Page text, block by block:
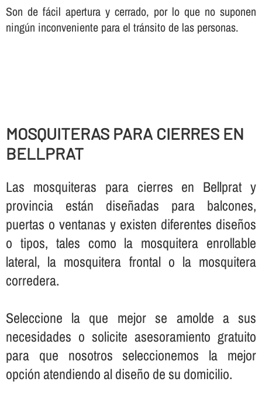
Son de fácil apertura y cerrado, por lo que no suponen
ningún inconveniente para el tránsito de las personas.
MOSQUITERAS PARA CIERRES EN
BELLPRAT
Las mosquiteras para cierres en Bellprat y
provincia están diseñadas para balcones,
puertas o ventanas y existen diferentes diseños
o tipos, tales como la mosquitera enrollable
lateral, la mosquitera frontal o la mosquitera
corredera.
Seleccione la que mejor se amolde a sus
necesidades o solicite asesoramiento gratuito
para que nosotros seleccionemos la mejor
opción atendiendo al diseño de su domicilio.